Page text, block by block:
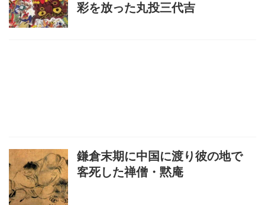
彩を放った丸投三代吉
鎌倉末期に中国に渡り彼の地で
客死した禅僧・黙庵